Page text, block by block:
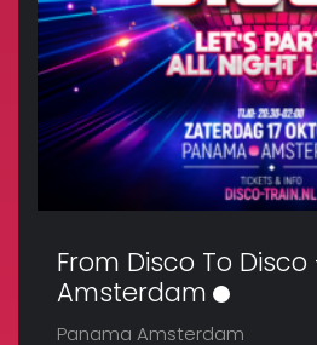
From Disco To Disco
Amsterdam
Panama Amsterdam